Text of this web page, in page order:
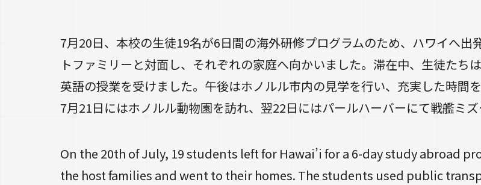
7月20日、本校の生徒19名が6日間の海外研修プログラムのため、ハワイへ
トファミリーと対面し、それぞれの家庭へ向かいました。滞在中、生徒たち
英語の授業を受けました。午後はホノルル市内の見学を行い、充実した時間を
7月21日にはホノルル動物園を訪れ、翌22日にはパールハーバーにて戦艦ミズ
On the 20th of July, 19 students left for Hawai’i for a 6-day study abroad
the host families and went to their homes. The students used public